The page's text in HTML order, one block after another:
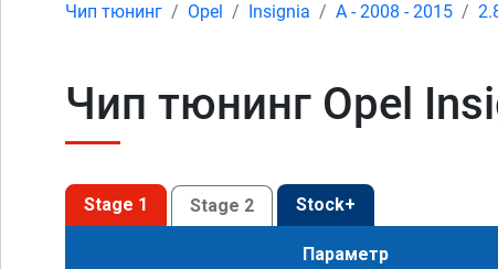
Чип тюнинг Opel Insignia A - 2008 - 2015
Чип тюнинг Opel
Stage 1 Stage 2 Stock+
Параметр